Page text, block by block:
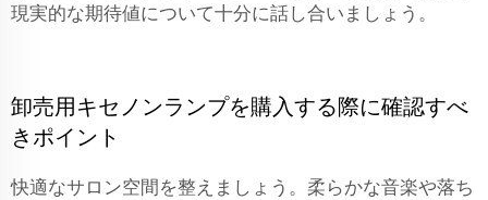
現実的な期待値について十分に話し合いましょう。
卸売用キセノンランプを購入する際に確認すべ
きポイント
快適なサロン空間を整えましょう。柔らかな音楽や落ち